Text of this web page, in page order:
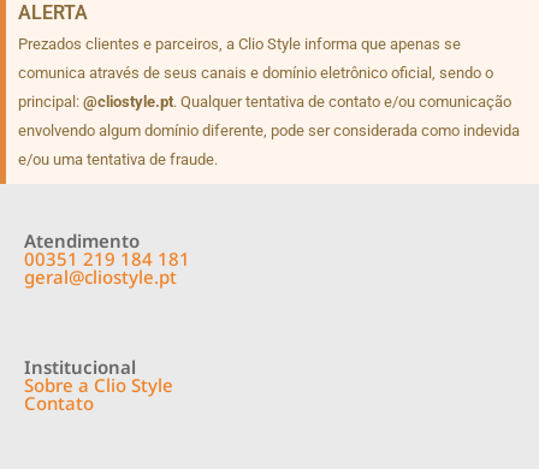
ALERTA
Prezados clientes e parceiros, a Clio Style informa que apenas se
comunica através de seus canais e domínio eletrônico oficial, sendo o
principal: @cliostyle.pt. Qualquer tentativa de contato e/ou comunicação
envolvendo algum domínio diferente, pode ser considerada como indevida
e/ou uma tentativa de fraude.
Atendimento
00351 219 184 181
geral@cliostyle.pt
Institucional
Sobre a Clio Style
Contato